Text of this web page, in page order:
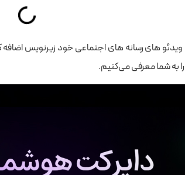
های رسانه های اجتماعی خود زیرنویس اضافه
را به شما معرفی می‌کنیم.